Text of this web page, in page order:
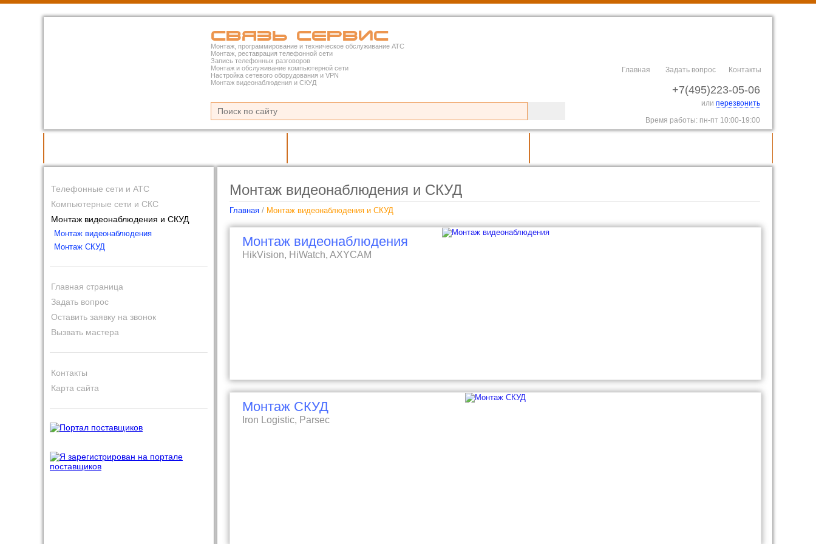
Связь Сервис
Монтаж, программирование и техническое обслуживание АТС
Монтаж, реставрация телефонной сети
Запись телефонных разговоров
Монтаж и обслуживание компьютерной сети
Настройка сетевого оборудования и VPN
Монтаж видеонаблюдения и СКУД
Контакты
Задать вопрос
Главная
+7(495)223-05-06
или перезвонить
Время работы: пн-пт 10:00-19:00
Монтаж видеонаблюдения и СКУД
Главная / Монтаж видеонаблюдения и СКУД
Монтаж видеонаблюдения
HikVision, HiWatch, AXYCAM
Монтаж СКУД
Iron Logistic, Parsec
Телефонные сети и АТС
Компьютерные сети и СКС
Монтаж видеонаблюдения и СКУД
Монтаж видеонаблюдения
Монтаж СКУД
Главная страница
Задать вопрос
Оставить заявку на звонок
Вызвать мастера
Контакты
Карта сайта